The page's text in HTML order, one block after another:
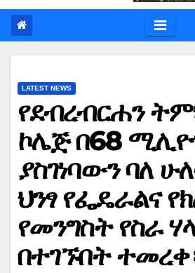
LATEST NEWS
የደብረብርሐን
ኮሌጅ በ68
ያስገነባውን ባለ
ህንፃ የፌዴራልና
የመንግስት የስራ
በተገኙበት